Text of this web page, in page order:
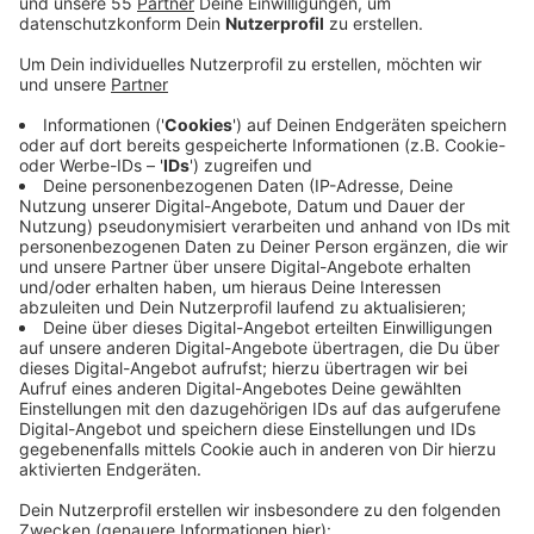
Anzeige
Düssedorfs Oberbürgermeister Thomas Geisel war da
und hat seine Umweltspuren verteidigt. Er sagte "die
Umweltspuren wirken". Mettmanns Landrat Thomas
Hendele war auch beim Gipfel und kritisiert die
umstrittenen Spuren in Düsseldorf, die vor allem
Dieselfahrverbote abwenden sollen. Hendele sagte
"Die Umweltspuren produzieren mehr CO2 - ohne, dass
das gemessen wird". Er ist außerdem der Meinung,
dass Düsseldorf und der Kreis Mettmann gemeinsam
eine bessere Lösung hätten finden können und dass
die Umweltspuren auf keinen Fall eine Dauerlösung
sein können. 313.000 Menschen pendeln täglich nach
Landeshauptstadt bei.